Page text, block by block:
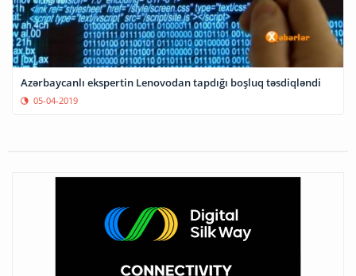
Azərbaycanlı ekspertin Lenovodan tapdığı boşluq təsdiqləndi
05-04-2019